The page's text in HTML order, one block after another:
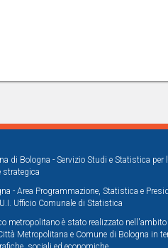
di Bologna - Servizio Studi e Statistica per
strategica
- Area Programmazione, Statistica e
Ufficio Comunale di Statistica
metropolitano è stato realizzato
Metropolitana e Comune di Bologna in